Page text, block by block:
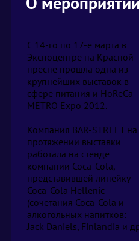
C 14-го по 17-е марта в
Экспоцентре на Красной
пресне прошла одна из
крупнейших выставок в
сфере питания и HoReCa
METRO Expo 2012.
Компания BAR-STREET на
протяжении выставки
работала на стенде
компании Coca-Cola,
представившей линейку
Coca-Cola Hellenic
(сочетания Coca-Cola и
алкогольных напитков:
Jack Daniels, Finlandia и